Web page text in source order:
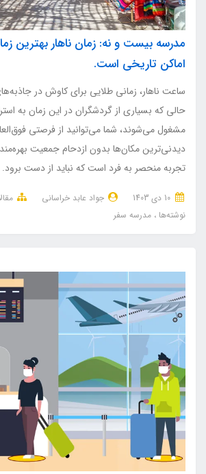
مدرسه بیست و نه: زمان ناهار بهترین
اماکن تاریخی است.
ساعت ناهار، زمانی طلایی برای کاوش در
حالی که بسیاری از گردشگران در این زمان به
مشغول می‌شوند، شما می‌توانید از فرصتی
دیدنی‌ترین مکان‌ها بدون ازدحام جمعیت
تجربه منحصر به فرد است که نباید از دست برود.
جواد عابد خراسانی
نوشته‌ها
مدرسه سفر